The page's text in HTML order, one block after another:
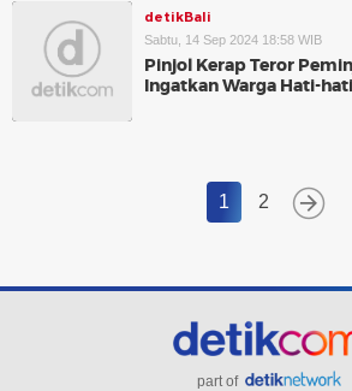
detikBali
Sabtu, 14 Sep 2024 18:58 WIB
Pinjol Kerap Teror
Ingatkan Warga Hati-hati
1 2
part of